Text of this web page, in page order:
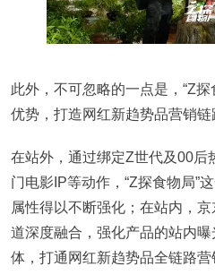
此外，不可忽略的一点是，“Z
优势，打造网红新趋势品营销链
在站外，通过绑定Z世代及00后
门电影IP等动作，“Z探食物局”
属性得以不断强化；在站内，
道深度融合，强化产品的站内
体，打通网红新趋势品全链路营